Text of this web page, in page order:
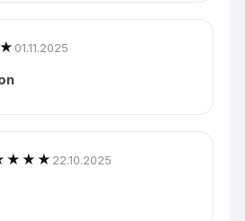
01.11.2025
22.10.2025